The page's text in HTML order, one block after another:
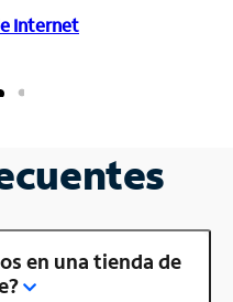
Internet
en una tienda de